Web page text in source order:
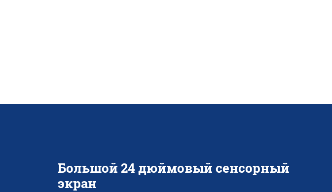
Большой 24 дюймовый сенсорный
экран